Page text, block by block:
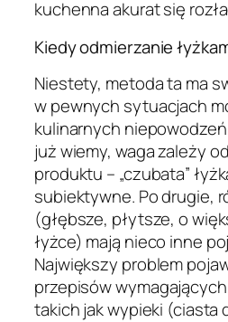
kuchenna akurat się
Kiedy odmierzanie
Niestety, metoda ta ma
w pewnych sytuacjach
kulinarnych
już wiemy, waga zależy
produktu – „czubata”
subiektywne. Po drugie,
(głębsze, płytsze, o
łyżce) mają nieco inne
Największy problem
przepisów
takich jak wypieki (ciasta